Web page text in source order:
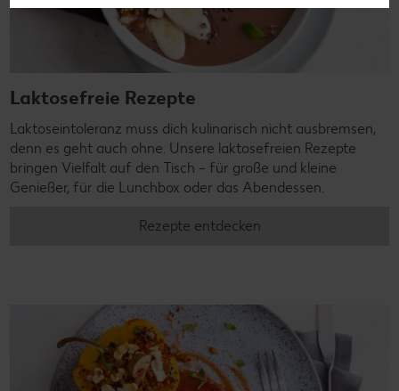
Laktosefreie Rezepte
Laktoseintoleranz muss dich kulinarisch nicht ausbremsen,
denn es geht auch ohne. Unsere laktosefreien Rezepte
bringen Vielfalt auf den Tisch – für große und kleine
Genießer, für die Lunchbox oder das Abendessen.
Rezepte entdecken